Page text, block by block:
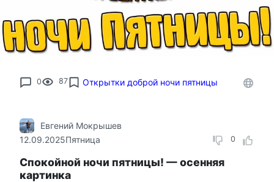
0 87 Открытки доброй ночи пятницы
0
Евгений Мокрышев
12.09.2025Пятница
Спокойной ночи пятницы! — осенняя
картинка